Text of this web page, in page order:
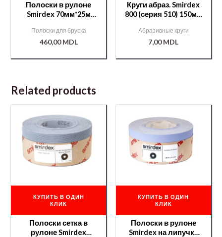
Полоски в рулоне
Smirdex 70мм*25м
Полоски для бруска
460,00MDL
Круги абраз. Smirdex
800 (серия 510) 150мм
Абразивные круги
7,00MDL
Related products
КУПИТЬ В ОДИН
КЛИК
Полоски сетка в
рулоне Smirdex
КУПИТЬ В ОДИН
КЛИК
Полоски в рулоне
Smirdex на липучке